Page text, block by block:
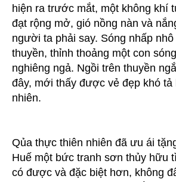
hiện ra trước mắt, một không khí
đạt rộng mở, gió nồng nàn và
người ta phải say. Sóng nhấp
thuyền, thỉnh thoảng một con
nghiêng ngả. Ngồi trên thuyền
đây, mới thấy được vẻ đẹp khó tả
nhiên.
Qủa thực thiên nhiên đã ưu ái
Huế một bức tranh sơn thủy hữu
có được và đặc biệt hơn, không